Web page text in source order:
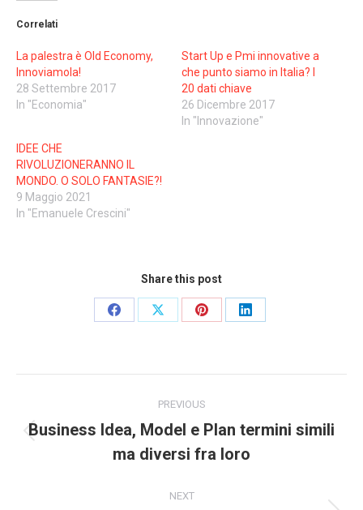
Correlati
La palestra è Old Economy,
Innoviamola!
28 Settembre 2017
In "Economia"
Start Up e Pmi innovative a
che punto siamo in Italia? I
20 dati chiave
26 Dicembre 2017
In "Innovazione"
IDEE CHE
RIVOLUZIONERANNO IL
MONDO. O SOLO FANTASIE?!
9 Maggio 2021
In "Emanuele Crescini"
Share this post
Share
Share
Share
Share
navigation
PREVIOUS
Previous
post:
Business Idea, Model e Plan termini simili
ma diversi fra loro
NEXT